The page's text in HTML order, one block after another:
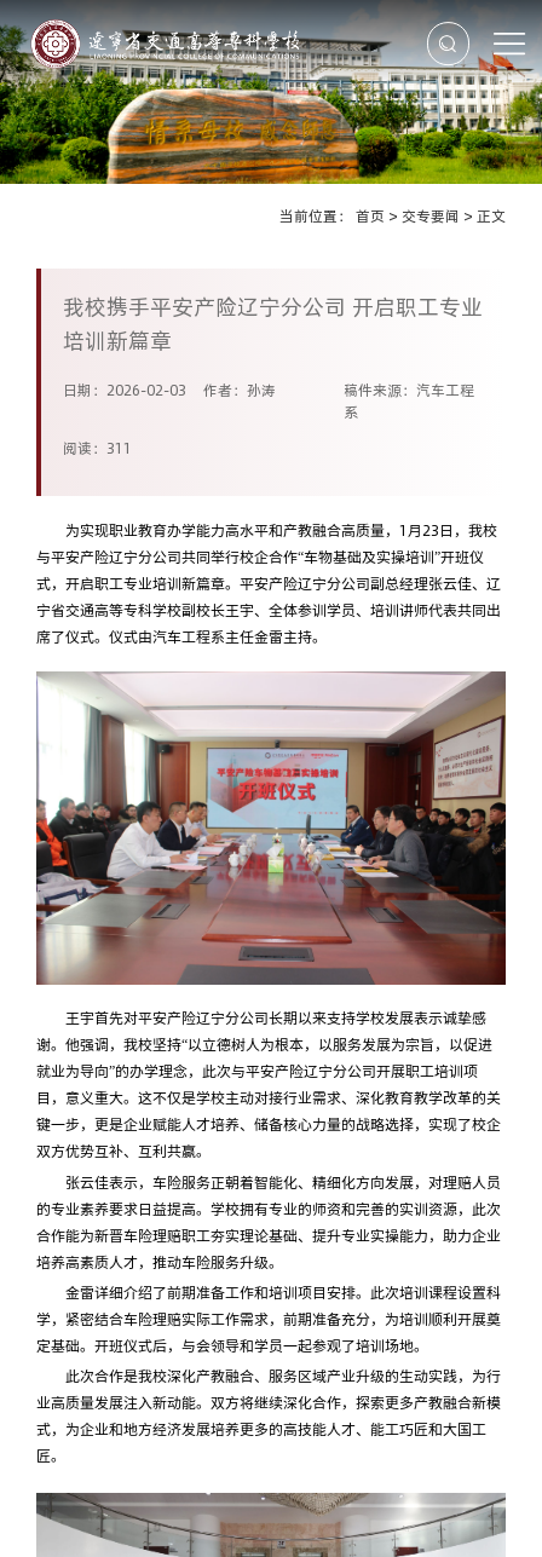
当前位置：首页 > 交专要闻 > 正文
我校携手平安产险辽宁分公司 开启职工专业
培训新篇章
日期：2026-02-03 作者：孙涛
稿件来源：汽车工程
系
阅读： 311
为实现职业教育办学能力高水平和产教融合高质量， 1 月23 日，我校
与平安产险辽宁分公司共同举行校企合作“车物基础及实操培训”开班仪
式，开启职工专业培训新篇章。平安产险辽宁分公司副总经理张云佳、辽
宁省交通高等专科学校副校长王宇、全体参训学员、培训讲师代表共同出
席了仪式。仪式由汽车工程系主任金雷主持。
王宇首先对平安产险辽宁分公司长期以来支持学校发展表示诚挚感
谢。他强调，我校坚持“以立德树人为根本，以服务发展为宗旨，以促进
就业为导向”的办学理念，此次与平安产险辽宁分公司开展职工培训项
目，意义重大。这不仅是学校主动对接行业需求、深化教育教学改革的关
键一步，更是企业赋能人才培养、储备核心力量的战略选择，实现了校企
双方优势互补、互利共赢。
张云佳表示，车险服务正朝着智能化、精细化方向发展，对理赔人员
的专业素养要求日益提高。学校拥有专业的师资和完善的实训资源，此次
合作能为新晋车险理赔职工夯实理论基础、提升专业实操能力，助力企业
培养高素质人才，推动车险服务升级。
金雷详细介绍了前期准备工作和培训项目安排。此次培训课程设置科
学，紧密结合车险理赔实际工作需求，前期准备充分，为培训顺利开展奠
定基础。开班仪式后，与会领导和学员一起参观了培训场地。
此次合作是我校深化产教融合、服务区域产业升级的生动实践，为行
业高质量发展注入新动能。双方将继续深化合作，探索更多产教融合新模
式，为企业和地方经济发展培养更多的高技能人才、能工巧匠和大国工
匠。